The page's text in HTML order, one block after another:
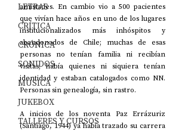
LETRAS
CRÍTICA
CRÓNICA
SONIDOS
MÚSICA
JUKEBOX
TALLERES Y CURSOS
amistades. En cambio vio a 500 pacientes
que vivían hace años en uno de los lugares
institucionalizados más inhóspitos y
abandonados de Chile; muchas de esas
personas no tenían familia ni recibían
visitas; había quienes ni siquiera tenían
identidad y estaban catalogados como NN.
Personas sin genealogía, sin rastro.
A inicios de los noventa Paz Errázuriz
(Santiago, 1944) ya había trazado su carrera